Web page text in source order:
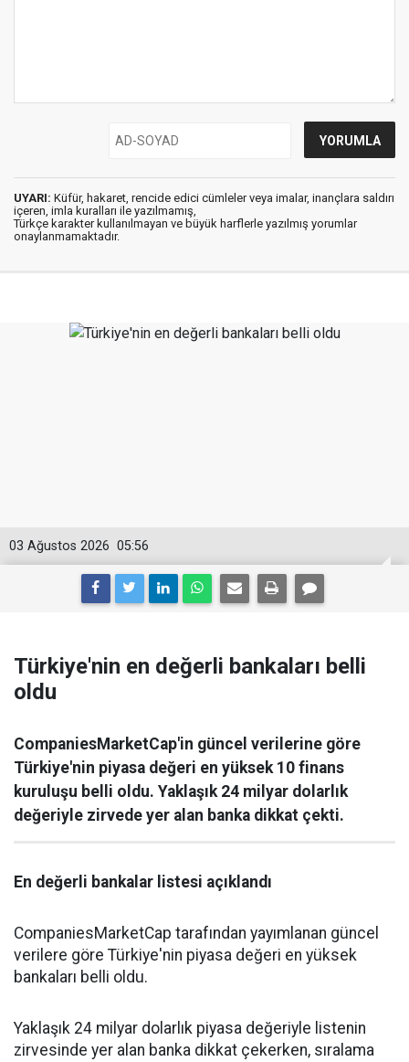
UYARI: Küfür, hakaret, rencide edici cümleler veya imalar, inançlara saldırı
içeren, imla kuralları ile yazılmamış,
Türkçe karakter kullanılmayan ve büyük harflerle yazılmış yorumlar
onaylanmamaktadır.
05:56
03 Ağustos 2026
Türkiye'nin en değerli bankaları belli
oldu
CompaniesMarketCap'in güncel verilerine göre
Türkiye'nin piyasa değeri en yüksek 10 finans
kuruluşu belli oldu. Yaklaşık 24 milyar dolarlık
değeriyle zirvede yer alan banka dikkat çekti.
En değerli bankalar listesi açıklandı
CompaniesMarketCap tarafından yayımlanan güncel
verilere göre Türkiye'nin piyasa değeri en yüksek
bankaları belli oldu.
Yaklaşık 24 milyar dolarlık piyasa değeriyle listenin
zirvesinde yer alan banka dikkat çekerken, sıralama